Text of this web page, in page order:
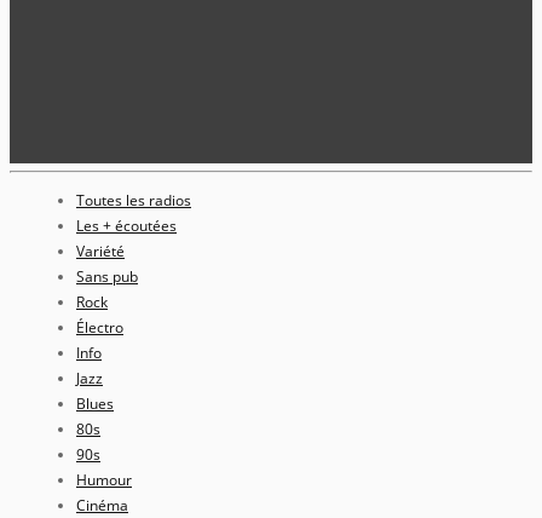
Toutes les radios
Les + écoutées
Variété
Sans pub
Rock
Électro
Info
Jazz
Blues
80s
90s
Humour
Cinéma